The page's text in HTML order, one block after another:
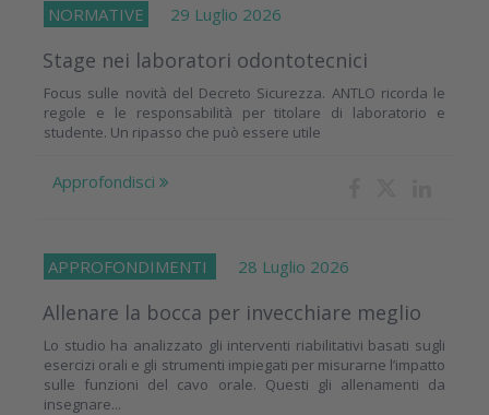
NORMATIVE 29 Luglio 2026
Stage nei laboratori odontotecnici
Focus sulle novità del Decreto Sicurezza. ANTLO ricorda le
regole e le responsabilità per titolare di laboratorio e
studente. Un ripasso che può essere utile
Approfondisci
APPROFONDIMENTI 28 Luglio 2026
Allenare la bocca per invecchiare meglio
Lo studio ha analizzato gli interventi riabilitativi basati sugli
esercizi orali e gli strumenti impiegati per misurarne l’impatto
sulle funzioni del cavo orale. Questi gli allenamenti da
insegnare...